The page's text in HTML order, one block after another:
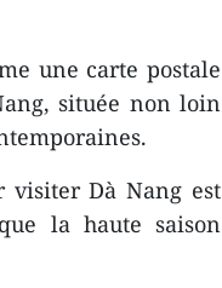
une carte postale
située non loin
visiter Dà Nang est
la haute saison